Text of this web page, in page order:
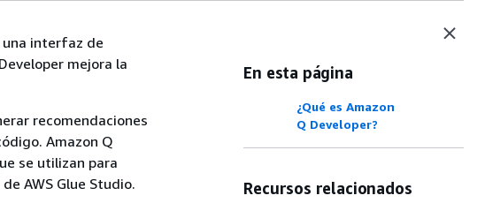
interfaz de
mejora la
recomendaciones
Amazon Q
se utilizan para
AWS Glue Studio.
En esta página
¿Qué es Amazon
Q Developer?
Recursos relacionados